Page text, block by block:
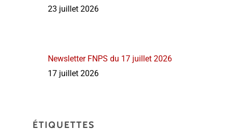
23 juillet 2026
Newsletter FNPS du 17 juillet 2026
17 juillet 2026
ÉTIQUETTES